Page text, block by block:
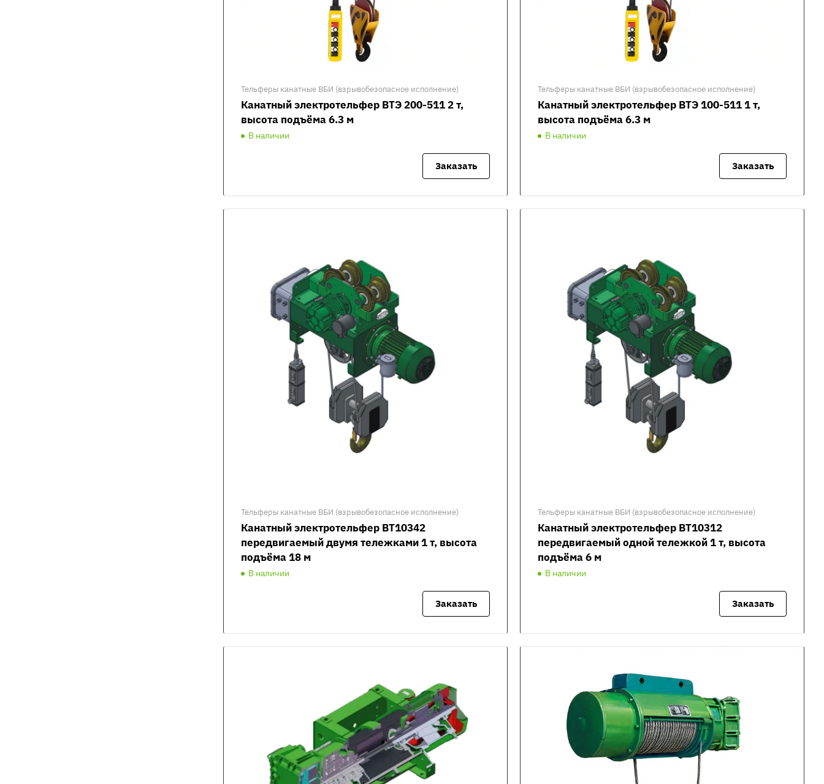
Тельферы канатные ВБИ (взрывобезопасное исполнение)
Канатный электротельфер ВТЭ 200-511 2 т,
высота подъёма 6.3 м
В наличии
Заказать
Тельферы канатные ВБИ (взрывобезопасное исполнение)
Канатный электротельфер ВТЭ 100-511 1 т,
высота подъёма 6.3 м
В наличии
Заказать
Тельферы канатные ВБИ (взрывобезопасное исполнение)
Канатный электротельфер ВТ10342
передвигаемый двумя тележками 1 т, высота
подъёма 18 м
В наличии
Заказать
Тельферы канатные ВБИ (взрывобезопасное исполнение)
Канатный электротельфер ВТ10312
передвигаемый одной тележкой 1 т, высота
подъёма 6 м
В наличии
Заказать